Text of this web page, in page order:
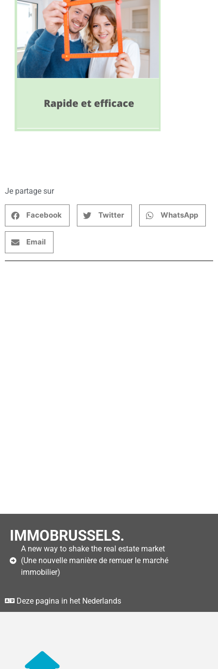
Je partage sur
Facebook Twitter WhatsApp
Email
IMMOBRUSSELS.
A new way to shake the real estate market
(Une nouvelle manière de remuer le marché
immobilier)
Deze pagina in het Nederlands